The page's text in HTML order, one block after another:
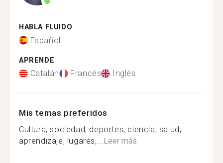
HABLA FLUIDO
Español
APRENDE
Catalán Francés Inglés
Mis temas preferidos
Cultura, sociedad, deportes, ciencia, salud,
aprendizaje, lugares,...Leer más